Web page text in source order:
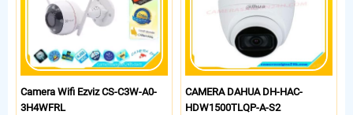
Camera Wifi Ezviz CS-C3W-A0-
3H4WFRL
CAMERA DAHUA DH-HAC-
HDW1500TLQP-A-S2